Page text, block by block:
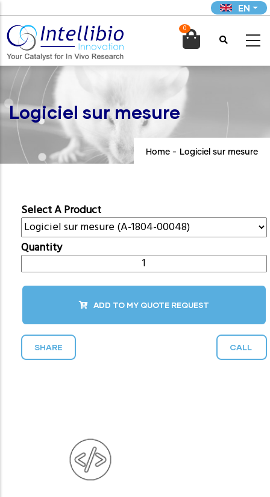
to
main
content
EN
0

Logiciel sur mesure
Home - Logiciel sur mesure
Select A Product
Quantity
ADD TO MY QUOTE REQUEST
SHARE CALL